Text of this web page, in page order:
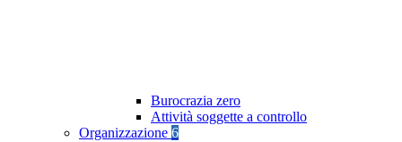
Burocrazia zero
Attività soggette a controllo
Organizzazione 6